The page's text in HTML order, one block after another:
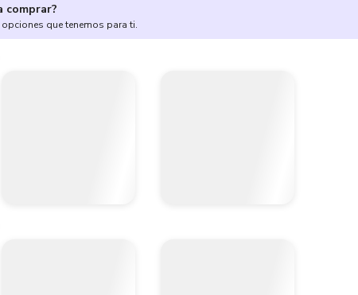
comprar?
opciones que tenemos para ti.